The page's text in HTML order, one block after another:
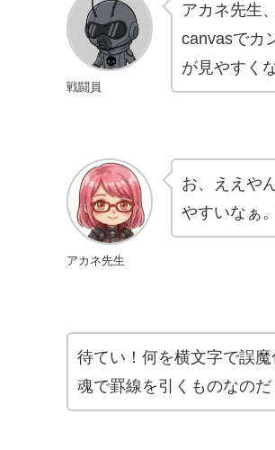
戦闘員
アカネ先生
canvasでカ
が見やすく
アカネ先生
お、ええや
やすいなぁ
待てい！何を横文字で誤
魂で罫線を引くものなのだ